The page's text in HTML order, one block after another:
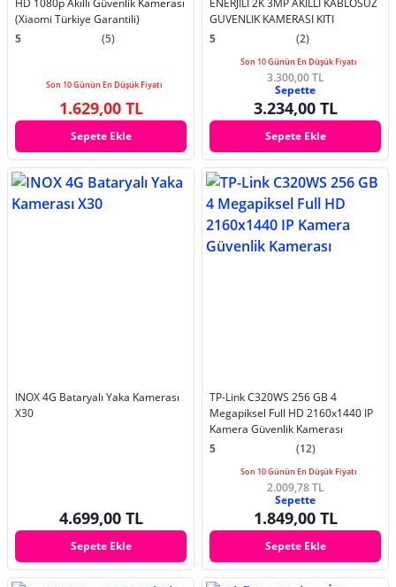
(Xiaomi Türkiye Garantili)
5
(5)
Son 10 Günün En Düşük Fiyatı
1.629,00 TL
Sepete Ekle
GUVENLIK KAMERASI KITI
5
(2)
Son 10 Günün En Düşük Fiyatı
3.300,00 TL
Sepette
3.234,00 TL
Sepete Ekle
INOX 4G Bataryalı Yaka Kamerası
X30
4.699,00 TL
Sepete Ekle
TP-Link C320WS 256 GB 4
Megapiksel Full HD 2160x1440 IP
Kamera Güvenlik Kamerası
5
(12)
Son 10 Günün En Düşük Fiyatı
2.009,78 TL
Sepette
1.849,00 TL
Sepete Ekle